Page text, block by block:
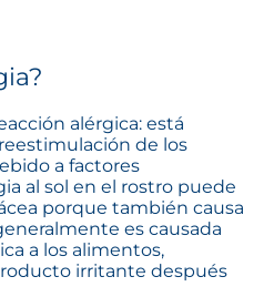
alérgica: está
de los
a factores
al sol en el rostro puede
porque también causa
es causada
a los alimentos,
irritante después